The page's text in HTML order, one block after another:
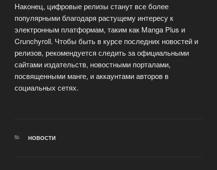
Наконец, цифровые релизы станут все более
популярными благодаря растущему интересу к
электронным платформам, таким как Manga Plus и
Crunchyroll. Чтобы быть в курсе последних новостей и
релизов, рекомендуется следить за официальными
сайтами издательств, новостными порталами,
посвященными манге, и аккаунтами авторов в
социальных сетях.
РУБРИКИ
НОВОСТИ